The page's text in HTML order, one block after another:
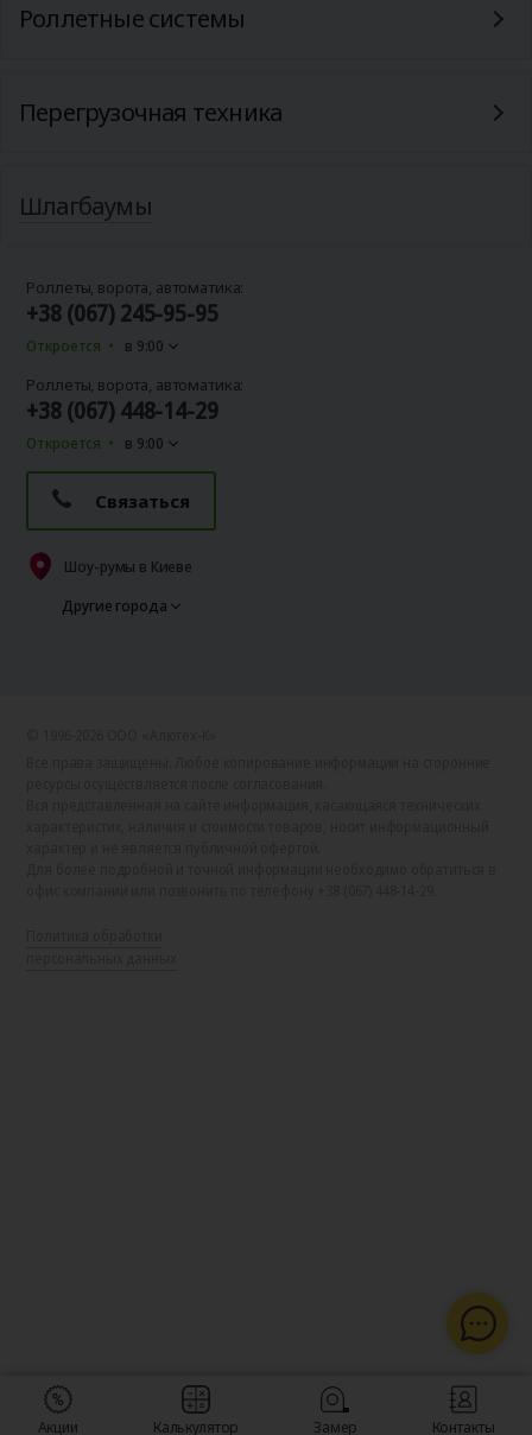
Роллетные системы
Перегрузочная техника
Шлагбаумы
Роллеты, ворота, автоматика:
+38 (067) 245-95-95
Откроется
в 9:00
Роллеты, ворота, автоматика:
+38 (067) 448-14-29
Откроется в 9:00
Связаться
Шоу-румы в Киеве
Другие города
Акции Калькулятор Замер Контакты